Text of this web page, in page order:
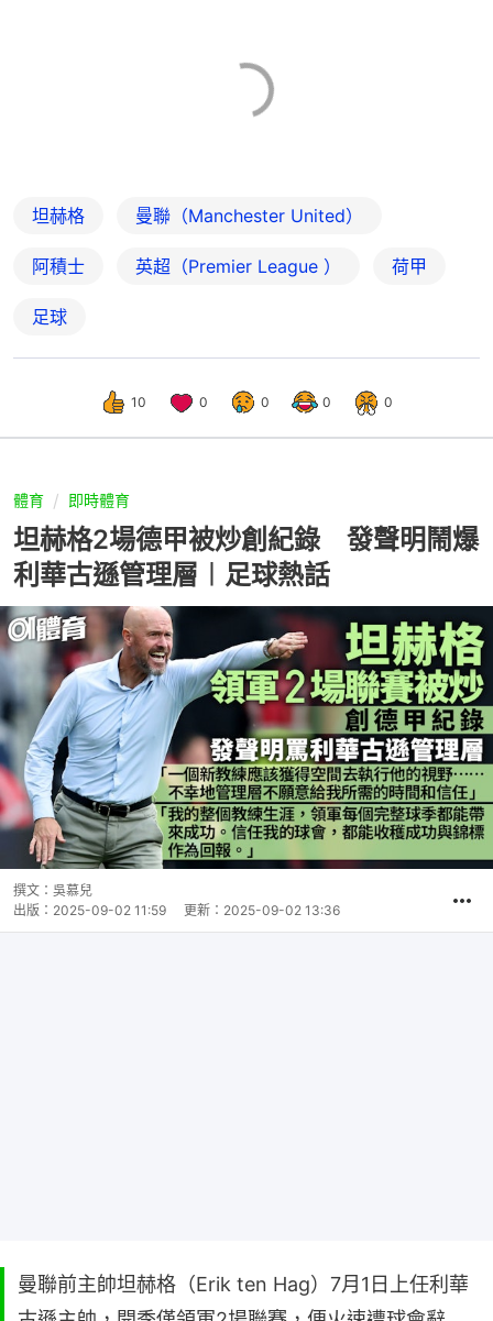
坦赫格 曼聯（Manchester United）
阿積士 英超（Premier League ） 荷甲
足球
10 0 0 0 0
體育 即時體育
坦赫格2場德甲被炒創紀錄 發聲明鬧爆
利華古遜管理層︱足球熱話
撰文： 吳慕兒
出版： 2025-09-02 11:59 更新： 2025-09-02 13:36
曼聯前主帥坦赫格（Erik ten Hag）7月1日上任利華